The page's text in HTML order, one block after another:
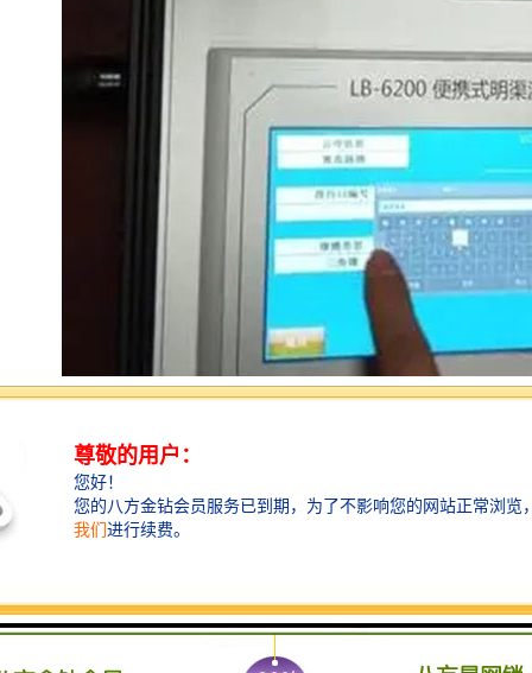
明渠流量计选用考虑要点
道等流量测量特点，应考虑以下因素选择合适的测量方